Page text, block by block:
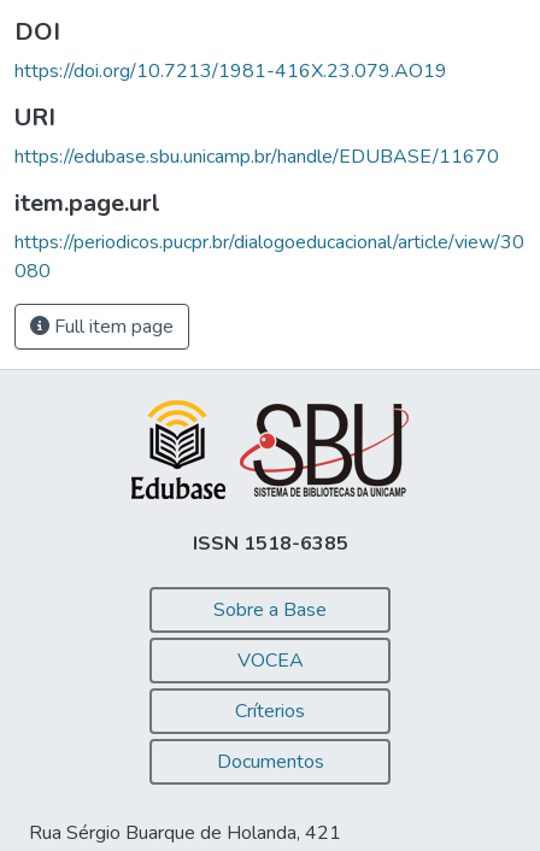
DOI
https://doi.org/10.7213/1981-416X.23.079.AO19
URI
https://edubase.sbu.unicamp.br/handle/EDUBASE/11670
item.page.url
https://periodicos.pucpr.br/dialogoeducacional/article/view/30
080
Full item page
ISSN 1518-6385
Sobre a Base
VOCEA
Críterios
Documentos
Rua Sérgio Buarque de Holanda, 421